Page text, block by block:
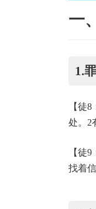
一
1.
【徒
处。2
【徒
找着